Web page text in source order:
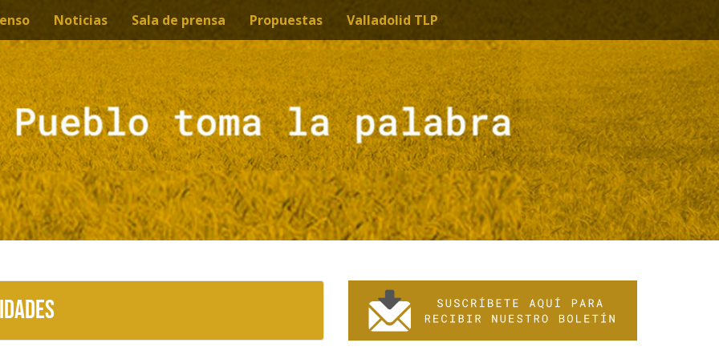
Noticias Sala de prensa Propuestas Valladolid TLP